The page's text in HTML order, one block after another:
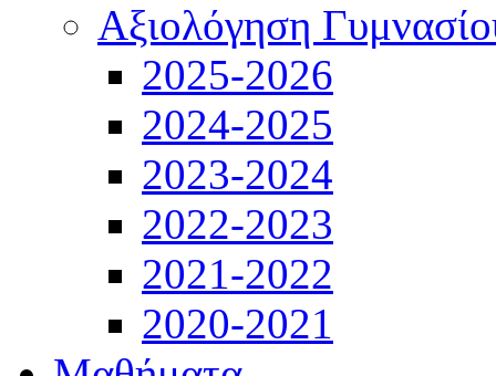
Αξιολόγηση
2025-2026
2024-2025
2023-2024
2022-2023
2021-2022
2020-2021